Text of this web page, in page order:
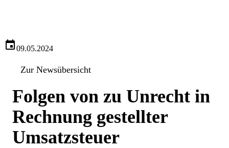
09.05.2024
Zur Newsübersicht
Folgen von zu Unrecht in
Rechnung gestellter
Umsatzsteuer